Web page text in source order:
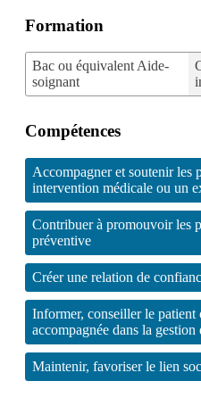
Formation
Bac ou équivalent Aide-
soignant
Compétences
Accompagner et soutenir les
intervention médicale ou un
Contribuer à promouvoir les
préventive
Créer une relation de
Informer, conseiller le patient
accompagnée dans la
Maintenir, favoriser le lien